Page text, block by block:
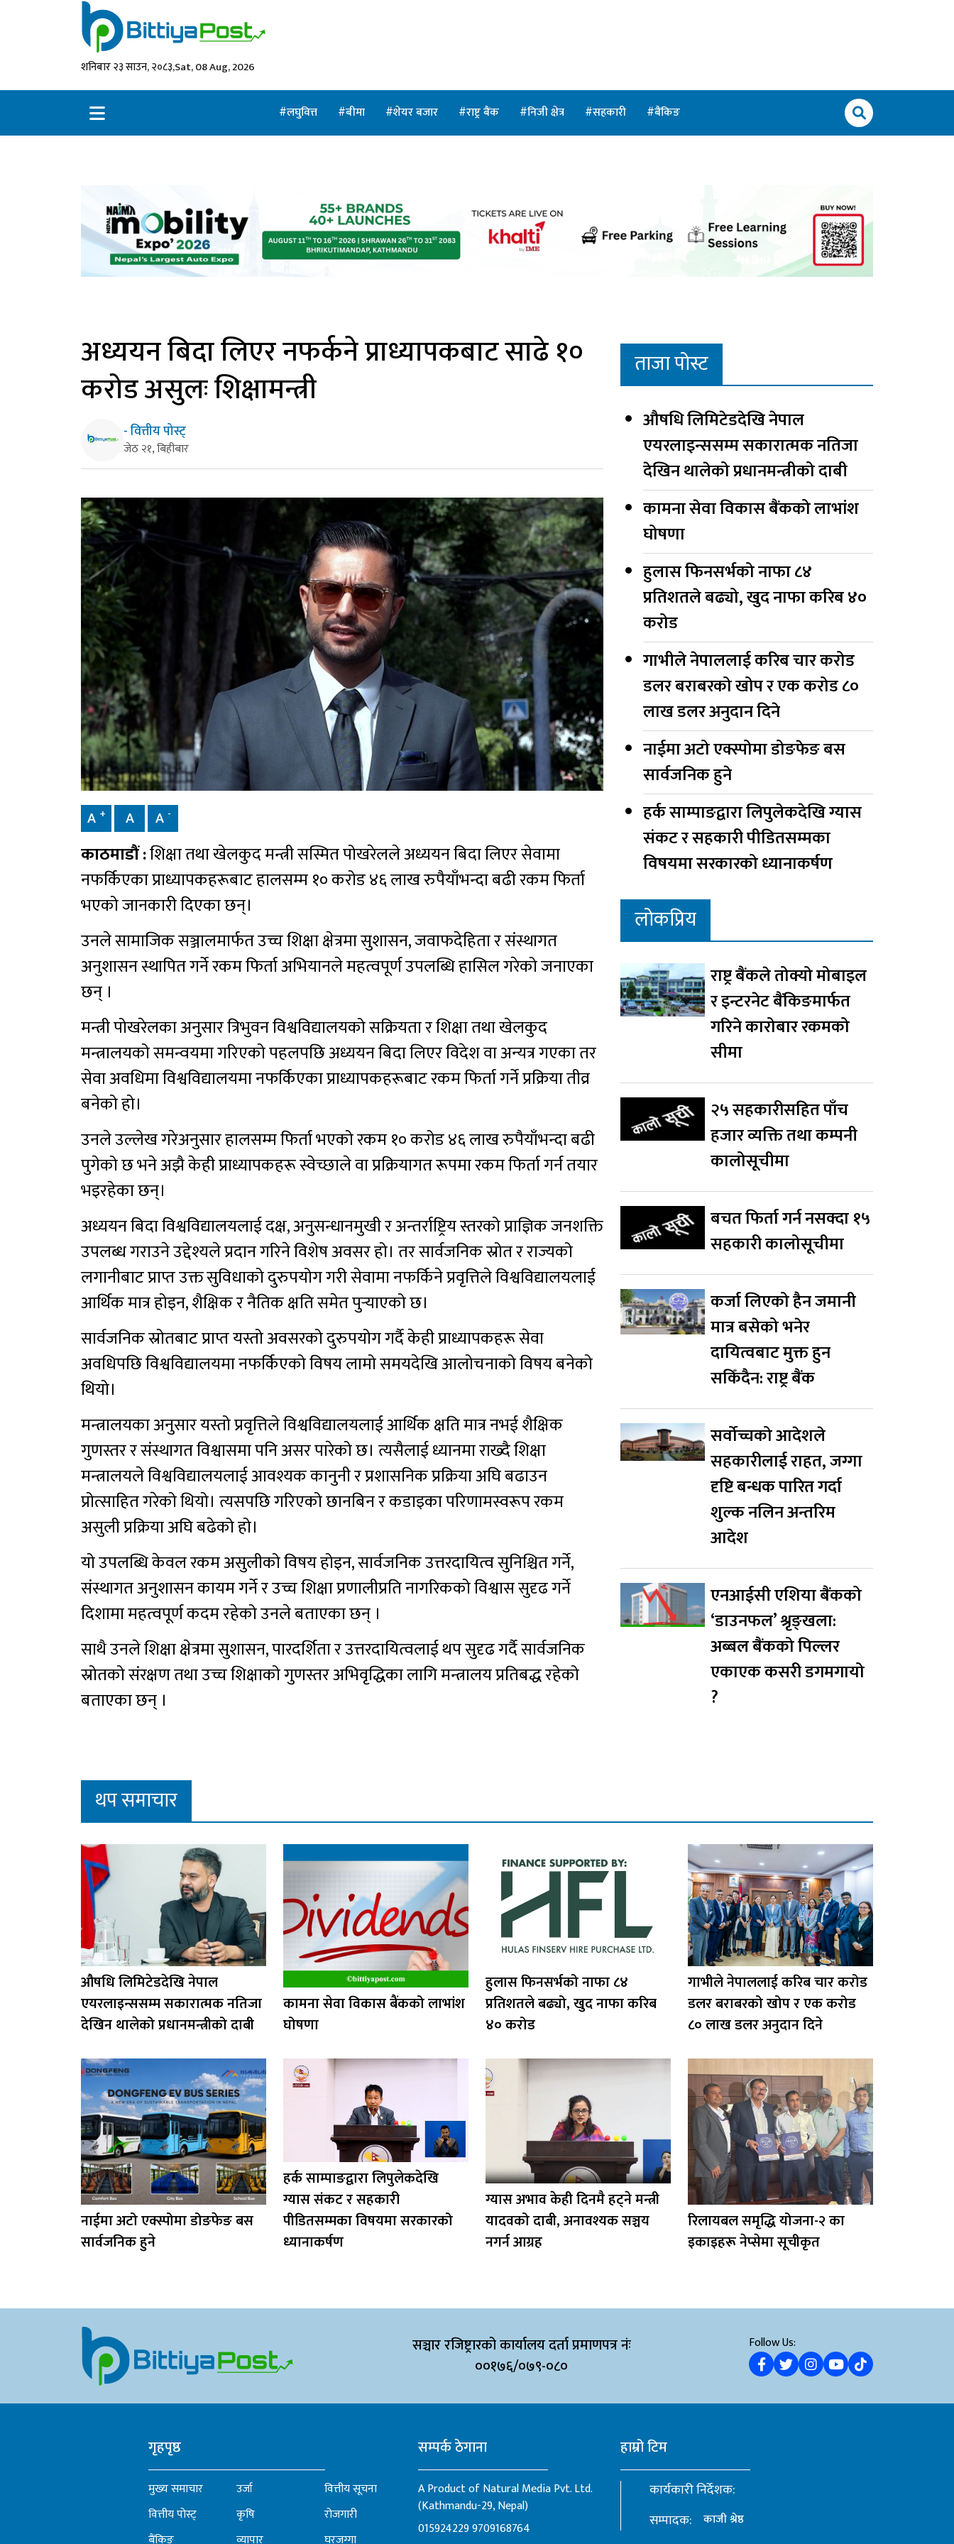
शनिबार २३ साउन, २०८३,Sat, 08 Aug, 2026
लघुवित्त बीमा शेयर बजार राष्ट्र बैंक निजी क्षेत्र सहकारी बैंकिङ
अध्ययन बिदा लिएर नफर्कने प्राध्यापकबाट साढे १०
करोड असुलः शिक्षामन्त्री
- वित्तीय पोस्ट्
जेठ २१, बिहीबार
A + A A -
काठमाडौं :शिक्षा तथा खेलकुद मन्त्री सस्मित पोखरेलले अध्ययन बिदा लिएर सेवामा
नफर्किएका प्राध्यापकहरूबाट हालसम्म १० करोड ४६ लाख रुपैयाँभन्दा बढी रकम फिर्ता
भएको जानकारी दिएका छन्।
उनले सामाजिक सञ्जालमार्फत उच्च शिक्षा क्षेत्रमा सुशासन, जवाफदेहिता र संस्थागत
अनुशासन स्थापित गर्ने रकम फिर्ता अभियानले महत्वपूर्ण उपलब्धि हासिल गरेको जनाएका
छन् ।
मन्त्री पोखरेलका अनुसार त्रिभुवन विश्वविद्यालयको सक्रियता र शिक्षा तथा खेलकुद
मन्त्रालयको समन्वयमा गरिएको पहलपछि अध्ययन बिदा लिएर विदेश वा अन्यत्र गएका तर
सेवा अवधिमा विश्वविद्यालयमा नफर्किएका प्राध्यापकहरूबाट रकम फिर्ता गर्ने प्रक्रिया तीव्र
बनेको हो।
उनले उल्लेख गरेअनुसार हालसम्म फिर्ता भएको रकम १० करोड ४६ लाख रुपैयाँभन्दा बढी
पुगेको छ भने अझै केही प्राध्यापकहरू स्वेच्छाले वा प्रक्रियागत रूपमा रकम फिर्ता गर्न तयार
भइरहेका छन्।
अध्ययन बिदा विश्वविद्यालयलाई दक्ष, अनुसन्धानमुखी र अन्तर्राष्ट्रिय स्तरको प्राज्ञिक जनशक्ति
उपलब्ध गराउने उद्देश्यले प्रदान गरिने विशेष अवसर हो। तर सार्वजनिक स्रोत र राज्यको
लगानीबाट प्राप्त उक्त सुविधाको दुरुपयोग गरी सेवामा नफर्किने प्रवृत्तिले विश्वविद्यालयलाई
आर्थिक मात्र होइन, शैक्षिक र नैतिक क्षति समेत पुर्‍याएको छ।
सार्वजनिक स्रोतबाट प्राप्त यस्तो अवसरको दुरुपयोग गर्दै केही प्राध्यापकहरू सेवा
अवधिपछि विश्वविद्यालयमा नफर्किएको विषय लामो समयदेखि आलोचनाको विषय बनेको
थियो।
मन्त्रालयका अनुसार यस्तो प्रवृत्तिले विश्वविद्यालयलाई आर्थिक क्षति मात्र नभई शैक्षिक
गुणस्तर र संस्थागत विश्वासमा पनि असर पारेको छ। त्यसैलाई ध्यानमा राख्दै शिक्षा
मन्त्रालयले विश्वविद्यालयलाई आवश्यक कानुनी र प्रशासनिक प्रक्रिया अघि बढाउन
प्रोत्साहित गरेको थियो। त्यसपछि गरिएको छानबिन र कडाइका परिणामस्वरूप रकम
असुली प्रक्रिया अघि बढेको हो।
यो उपलब्धि केवल रकम असुलीको विषय होइन, सार्वजनिक उत्तरदायित्व सुनिश्चित गर्ने,
संस्थागत अनुशासन कायम गर्ने र उच्च शिक्षा प्रणालीप्रति नागरिकको विश्वास सुदृढ गर्ने
दिशामा महत्वपूर्ण कदम रहेको उनले बताएका छन् ।
साथै उनले शिक्षा क्षेत्रमा सुशासन, पारदर्शिता र उत्तरदायित्वलाई थप सुदृढ गर्दै सार्वजनिक
स्रोतको संरक्षण तथा उच्च शिक्षाको गुणस्तर अभिवृद्धिका लागि मन्त्रालय प्रतिबद्ध रहेको
बताएका छन् ।
ताजा पोस्ट
औषधि लिमिटेडदेखि नेपाल
एयरलाइन्ससम्म सकारात्मक नतिजा
देखिन थालेको प्रधानमन्त्रीको दाबी
कामना सेवा विकास बैंकको लाभांश
घोषणा
हुलास फिनसर्भको नाफा ८४
प्रतिशतले बढ्यो, खुद नाफा करिब ४०
करोड
गाभीले नेपाललाई करिब चार करोड
डलर बराबरको खोप र एक करोड ८०
लाख डलर अनुदान दिने
नाईमा अटो एक्स्पोमा डोङफेङ बस
सार्वजनिक हुने
हर्क साम्पाङद्वारा लिपुलेकदेखि ग्यास
संकट र सहकारी पीडितसम्मका
विषयमा सरकारको ध्यानाकर्षण
लोकप्रिय
राष्ट्र बैंकले तोक्यो मोबाइल
र इन्टरनेट बैंकिङमार्फत
गरिने कारोबार रकमको
सीमा
२५ सहकारीसहित पाँच
हजार व्यक्ति तथा कम्पनी
कालोसूचीमा
बचत फिर्ता गर्न नसक्दा १५
सहकारी कालोसूचीमा
कर्जा लिएको हैन जमानी
मात्र बसेको भनेर
दायित्वबाट मुक्त हुन
सकिँदैन: राष्ट्र बैंक
सर्वोच्चको आदेशले
सहकारीलाई राहत, जग्गा
दृष्टि बन्धक पारित गर्दा
शुल्क नलिन अन्तरिम
आदेश
एनआईसी एशिया बैंकको
‘डाउनफल’ श्रृङ्खला:
अब्बल बैंकको पिल्लर
एकाएक कसरी डगमगायो
?
थप समाचार
औषधि लिमिटेडदेखि नेपाल
एयरलाइन्ससम्म सकारात्मक नतिजा
देखिन थालेको प्रधानमन्त्रीको दाबी
कामना सेवा विकास बैंकको लाभांश
घोषणा
हुलास फिनसर्भको नाफा ८४
प्रतिशतले बढ्यो, खुद नाफा करिब
४० करोड
गाभीले नेपाललाई करिब चार करोड
डलर बराबरको खोप र एक करोड
८० लाख डलर अनुदान दिने
नाईमा अटो एक्स्पोमा डोङफेङ बस
सार्वजनिक हुने
हर्क साम्पाङद्वारा लिपुलेकदेखि
ग्यास संकट र सहकारी
पीडितसम्मका विषयमा सरकारको
ध्यानाकर्षण
ग्यास अभाव केही दिनमै हट्ने मन्त्री
यादवको दाबी, अनावश्यक सञ्चय
नगर्न आग्रह
रिलायबल समृद्धि योजना-२ का
इकाइहरू नेप्सेमा सूचीकृत
सञ्चार रजिष्ट्रारको कार्यालय दर्ता प्रमाणपत्र नंः
००१७६/०७९-०८०
Follow Us:
गृहपृष्ठ
मुख्य समाचार
वित्तीय पोस्ट्
बैंकिङ
उर्जा
कृषि
व्यापार
वित्तीय सूचना
रोजगारी
घरजग्गा
सम्पर्क ठेगाना
A Product of Natural Media Pvt. Ltd.
(Kathmandu-29, Nepal)
0159242299709168764
हाम्रो टिम
कार्यकारी निर्देशक:
सम्पादक:
काजी श्रेष्ठ